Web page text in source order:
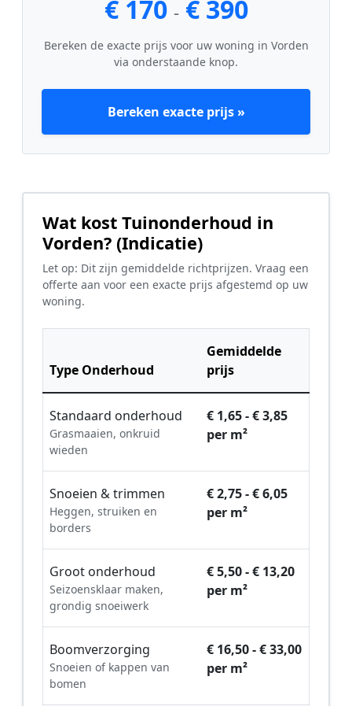
€ 170 - € 390
Bereken de exacte prijs voor uw woning in Vorden
via onderstaande knop.
Bereken exacte prijs »
Wat kost Tuinonderhoud in
Vorden? (Indicatie)
Let op: Dit zijn gemiddelde richtprijzen. Vraag een
offerte aan voor een exacte prijs afgestemd op uw
woning.
Type Onderhoud
Gemiddelde
prijs
Standaard onderhoud
Grasmaaien, onkruid
wieden
€ 1,65 - € 3,85
per m²
Snoeien & trimmen
Heggen, struiken en
borders
€ 2,75 - € 6,05
per m²
Groot onderhoud
Seizoensklaar maken,
grondig snoeiwerk
€ 5,50 - € 13,20
per m²
Boomverzorging
Snoeien of kappen van
bomen
€ 16,50 - € 33,00
per m²